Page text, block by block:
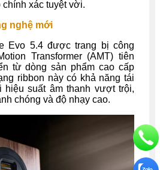
xác tuyệt vời.
nghệ mới
Evo 5.4 được trang bị công
Transformer (AMT) tiên
từ dòng sản phẩm cao cấp
ribbon này có khả năng tái
hiệu suất âm thanh vượt trội,
chóng và độ nhạy cao.